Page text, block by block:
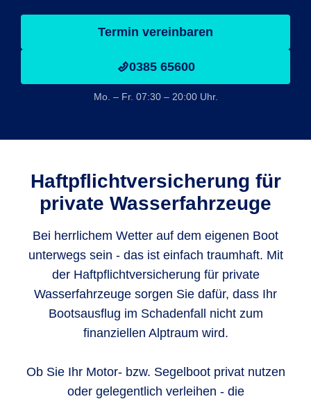
Termin vereinbaren
0385 65600
Mo. – Fr. 07:30 – 20:00 Uhr.
Haftpflicht­versicherung für
private Wasserfahrzeuge
Bei herrlichem Wetter auf dem eigenen Boot
unterwegs sein - das ist einfach traumhaft. Mit
der Haftpflichtversicherung für private
Wasserfahrzeuge sorgen Sie dafür, dass Ihr
Bootsausflug im Schadenfall nicht zum
finanziellen Alptraum wird.
Ob Sie Ihr Motor- bzw. Segelboot privat nutzen
oder gelegentlich verleihen - die